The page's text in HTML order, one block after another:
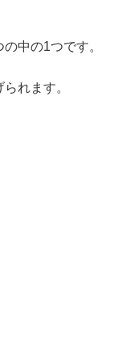
中の1つです。
れます。